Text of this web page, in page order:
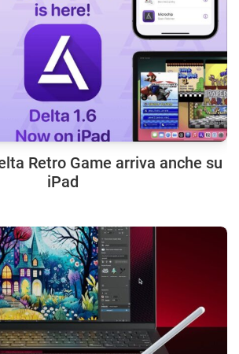
Retro Game arriva anche su
iPad